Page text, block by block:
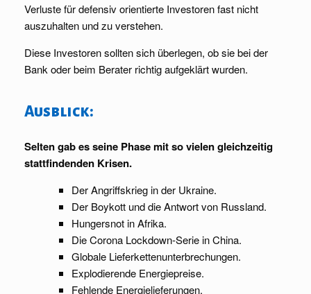
Verluste für defensiv orientierte Investoren fast nicht
auszuhalten und zu verstehen.
Diese Investoren sollten sich überlegen, ob sie bei der
Bank oder beim Berater richtig aufgeklärt wurden.
Ausblick:
Selten gab es seine Phase mit so vielen gleichzeitig
stattfindenden Krisen.
Der Angriffskrieg in der Ukraine.
Der Boykott und die Antwort von Russland.
Hungersnot in Afrika.
Die Corona Lockdown-Serie in China.
Globale Lieferkettenunterbrechungen.
Explodierende Energiepreise.
Fehlende Energielieferungen.